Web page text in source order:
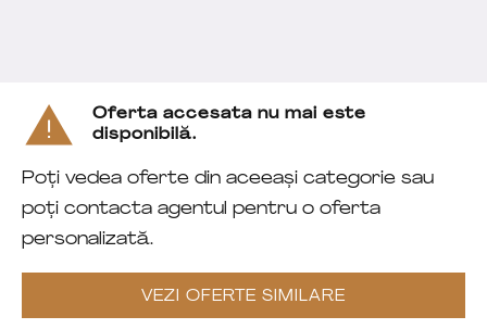
Oferta accesata nu mai este
disponibilă.
Poți vedea oferte din aceeași categorie sau
poți contacta agentul pentru o oferta
personalizată.
VEZI OFERTE SIMILARE